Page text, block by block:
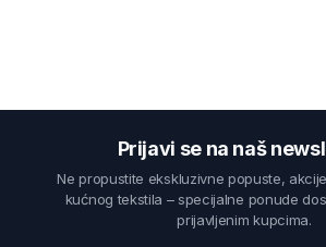
Prijavi se na naš
Ne propustite ekskluzivne popuste,
kućnog tekstila – specijalne ponude
prijavljenim kupcima.